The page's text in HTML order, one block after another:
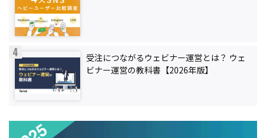
受注につながるウェビナー運営とは？ ウェ
ビナー運営の教科書【2026年版】